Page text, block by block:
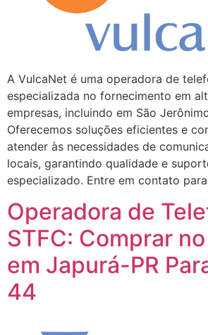
A VulcaNet é uma operadora de
especializada no fornecimento em
empresas, incluindo em São
Oferecemos soluções eficientes e
atender às necessidades de
locais, garantindo qualidade e
especializado. Entre em contato
Operadora de
STFC: Comprar
em Japurá-PR
44